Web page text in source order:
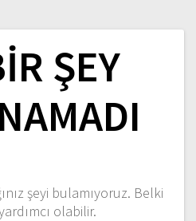
ŞEY
şeyi bulamıyoruz. Belki
olabilir.